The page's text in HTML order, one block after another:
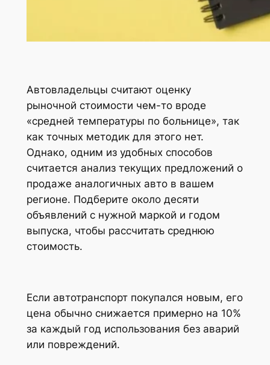
Автовладельцы считают оценку
рыночной стоимости чем-то вроде
«средней температуры по больнице», так
как точных методик для этого нет.
Однако, одним из удобных способов
считается анализ текущих предложений о
продаже аналогичных авто в вашем
регионе. Подберите около десяти
объявлений с нужной маркой и годом
выпуска, чтобы рассчитать среднюю
стоимость.
Если автотранспорт покупался новым, его
цена обычно снижается примерно на 10%
за каждый год использования без аварий
или повреждений.